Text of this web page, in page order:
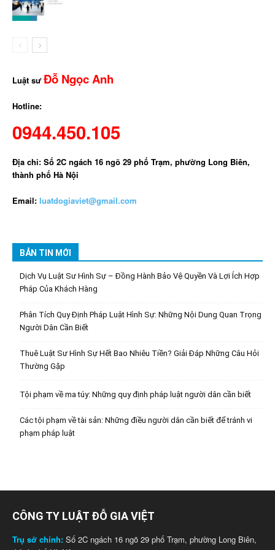
Luật sưĐỗ Ngọc Anh
Hotline:
0944.450.105
Địa chỉ: Số 2C ngách 16 ngõ 29 phố Trạm, phường Long Biên,
thành phố Hà Nội
Email: luatdogiaviet@gmail.com
BẢN TIN MỚI
Dịch Vụ Luật Sư Hình Sự – Đồng Hành Bảo Vệ Quyền Và Lợi Ích Hợp
Pháp Của Khách Hàng
Phân Tích Quy Định Pháp Luật Hình Sự: Những Nội Dung Quan Trọng
Người Dân Cần Biết
Thuê Luật Sư Hình Sự Hết Bao Nhiêu Tiền? Giải Đáp Những Câu Hỏi
Thường Gặp
Tội phạm về ma túy: Những quy định pháp luật người dân cần biết
Các tội phạm về tài sản: Những điều người dân cần biết để tránh vi
phạm pháp luật
CÔNG TY LUẬT ĐỖ GIA VIỆT
Trụ sở chính: Số 2C ngách 16 ngõ 29 phố Trạm, phường Long Biên,